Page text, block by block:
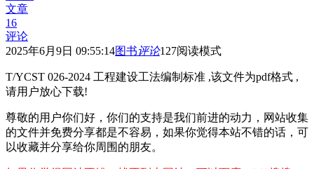
文章
16
评论
2025年6月9日 09:55:14图书评论127阅读模式
T/YCST 026-2024 工程建设工法编制标准 ,该文件为pdf格式 ,
请用户放心下载!
尊敬的用户你们好，你们的支持是我们前进的动力，网站收集
的文件并免费分享都是不容易，如果你觉得本站不错的话，可
以收藏并分享给你周围的朋友。